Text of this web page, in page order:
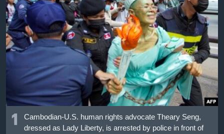
การ
ค้นหา
ไลฟ์สไตล์
ตรวจสอบข่าว
เรียนรู้ภาษาอังกฤษ
พอดคาสต์
ติดตามเรา
1
Cambodian-U.S. human rights advocate Theary Seng,
dressed as Lady Liberty, is arrested by police in front of